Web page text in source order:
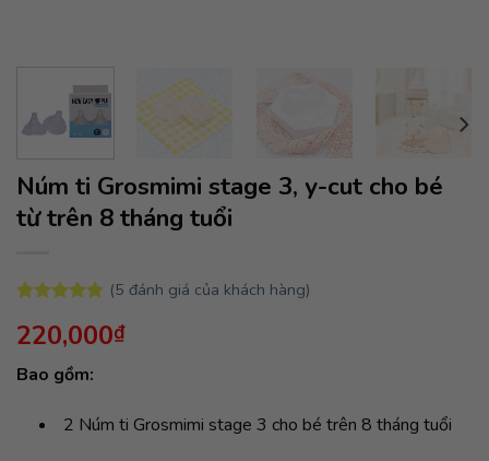
Núm ti Grosmimi stage 3, y-cut cho bé
từ trên 8 tháng tuổi
dựa trên
đánh giá
(5 đánh giá của khách hàng)
220,000₫
Bao gồm:
2 Núm ti Grosmimi stage 3 cho bé trên 8 tháng tuổi